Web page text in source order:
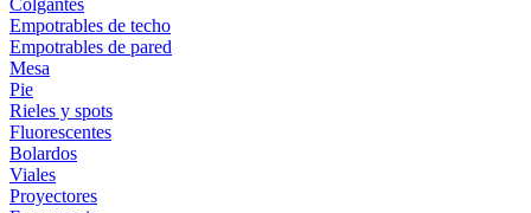
Colgantes
Empotrables de techo
Empotrables de pared
Mesa
Pie
Rieles y spots
Fluorescentes
Bolardos
Viales
Proyectores